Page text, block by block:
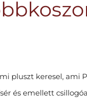
pluszt keresel, ami
és emellett